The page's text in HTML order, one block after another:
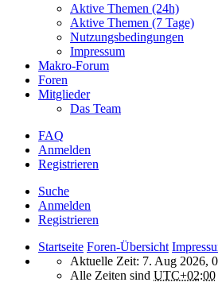
Aktive Themen (24h)
Aktive Themen (7 Tage)
Nutzungsbedingungen
Impressum
Makro-Forum
Foren
Mitglieder
Das Team
FAQ
Anmelden
Registrieren
Suche
Anmelden
Registrieren
Startseite Foren-Übersicht
Aktuelle Zeit: 7. Aug 2026,
Alle Zeiten sind UTC+02:00